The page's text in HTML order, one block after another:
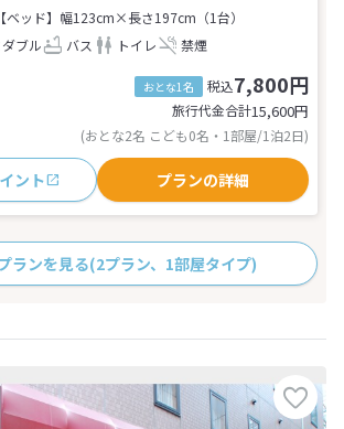
【ベッド】幅123cm×長さ197cm（1台）
ブル バス トイレ 禁煙
おとな1名 税込7,800円
旅行代金合計15,600円
(おとな2名 こども0名・1部屋/1泊2日)
ント プランの詳細
ランを見る(2プラン、1部屋タイプ)